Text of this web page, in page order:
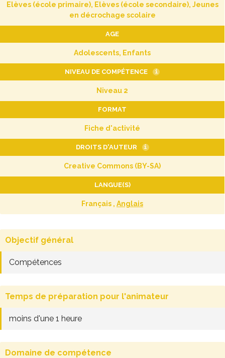
Elèves (école primaire), Elèves (école secondaire), Jeunes
en décrochage scolaire
AGE
Adolescents, Enfants
NIVEAU DE COMPÉTENCE i
Niveau 2
FORMAT
Fiche d'activité
DROITS D'AUTEUR i
Creative Commons (BY-SA)
LANGUE(S)
Français , Anglais
Objectif général
Compétences
Temps de préparation pour l'animateur
moins d'une 1 heure
Domaine de compétence